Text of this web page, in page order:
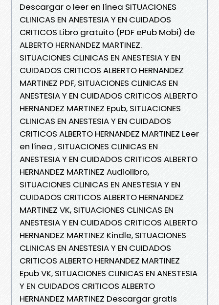
Descargar o leer en línea SITUACIONES
CLINICAS EN ANESTESIA Y EN CUIDADOS
CRITICOS Libro gratuito (PDF ePub Mobi) de
ALBERTO HERNANDEZ MARTINEZ.
SITUACIONES CLINICAS EN ANESTESIA Y EN
CUIDADOS CRITICOS ALBERTO HERNANDEZ
MARTINEZ PDF, SITUACIONES CLINICAS EN
ANESTESIA Y EN CUIDADOS CRITICOS ALBERTO
HERNANDEZ MARTINEZ Epub, SITUACIONES
CLINICAS EN ANESTESIA Y EN CUIDADOS
CRITICOS ALBERTO HERNANDEZ MARTINEZ Leer
en línea , SITUACIONES CLINICAS EN
ANESTESIA Y EN CUIDADOS CRITICOS ALBERTO
HERNANDEZ MARTINEZ Audiolibro,
SITUACIONES CLINICAS EN ANESTESIA Y EN
CUIDADOS CRITICOS ALBERTO HERNANDEZ
MARTINEZ VK, SITUACIONES CLINICAS EN
ANESTESIA Y EN CUIDADOS CRITICOS ALBERTO
HERNANDEZ MARTINEZ Kindle, SITUACIONES
CLINICAS EN ANESTESIA Y EN CUIDADOS
CRITICOS ALBERTO HERNANDEZ MARTINEZ
Epub VK, SITUACIONES CLINICAS EN ANESTESIA
Y EN CUIDADOS CRITICOS ALBERTO
HERNANDEZ MARTINEZ Descargar gratis